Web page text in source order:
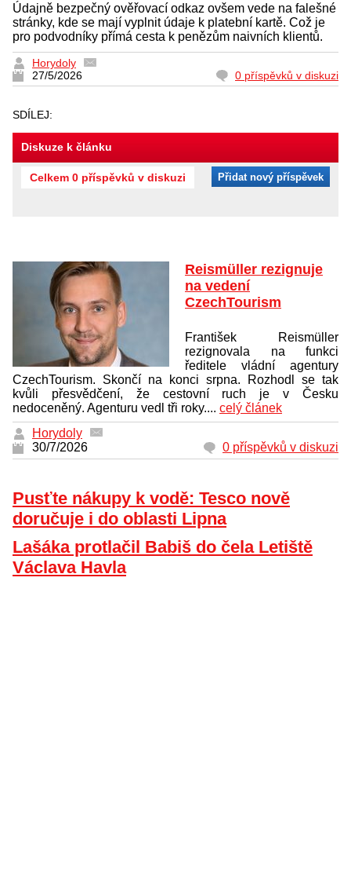
Údajně bezpečný ověřovací odkaz ovšem vede na falešné
stránky, kde se mají vyplnit údaje k platební kartě. Což je
pro podvodníky přímá cesta k penězům naivních klientů.
Horydoly
27/5/2026
0 příspěvků v diskuzi
SDÍLEJ:
Diskuze k článku
Celkem 0 příspěvků v diskuzi Přidat nový příspěvek
Reismüller rezignuje
na vedení
CzechTourism
František Reismüller
rezignovala na funkci
ředitele vládní agentury
CzechTourism. Skončí na konci srpna. Rozhodl se tak
kvůli přesvědčení, že cestovní ruch je v Česku
nedoceněný. Agenturu vedl tři roky.... celý článek
Horydoly
30/7/2026
0 příspěvků v diskuzi
Pusťte nákupy k vodě: Tesco nově
doručuje i do oblasti Lipna
Lašáka protlačil Babiš do čela Letiště
Václava Havla